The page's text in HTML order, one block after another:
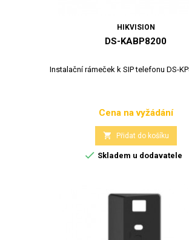
HIKVISION
DS-KABP8200
Instalační rámeček k SIP telefonu DS-
Cena
Cena na vyžádání
 Přidat do košíku
 Skladem u dodavatele